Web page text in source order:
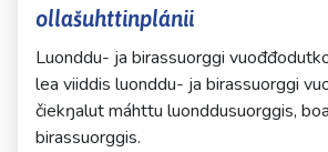
ollašuhttinplánii
Luonddu- ja birassuorggi
lea viiddis luonddu- ja birassuorggi
čiekŋalut máhttu luonddusuorggis,
birassuorggis.